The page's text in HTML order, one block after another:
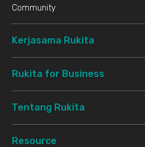
Community
Kerjasama Rukita
Rukita for Business
Tentang Rukita
Resource